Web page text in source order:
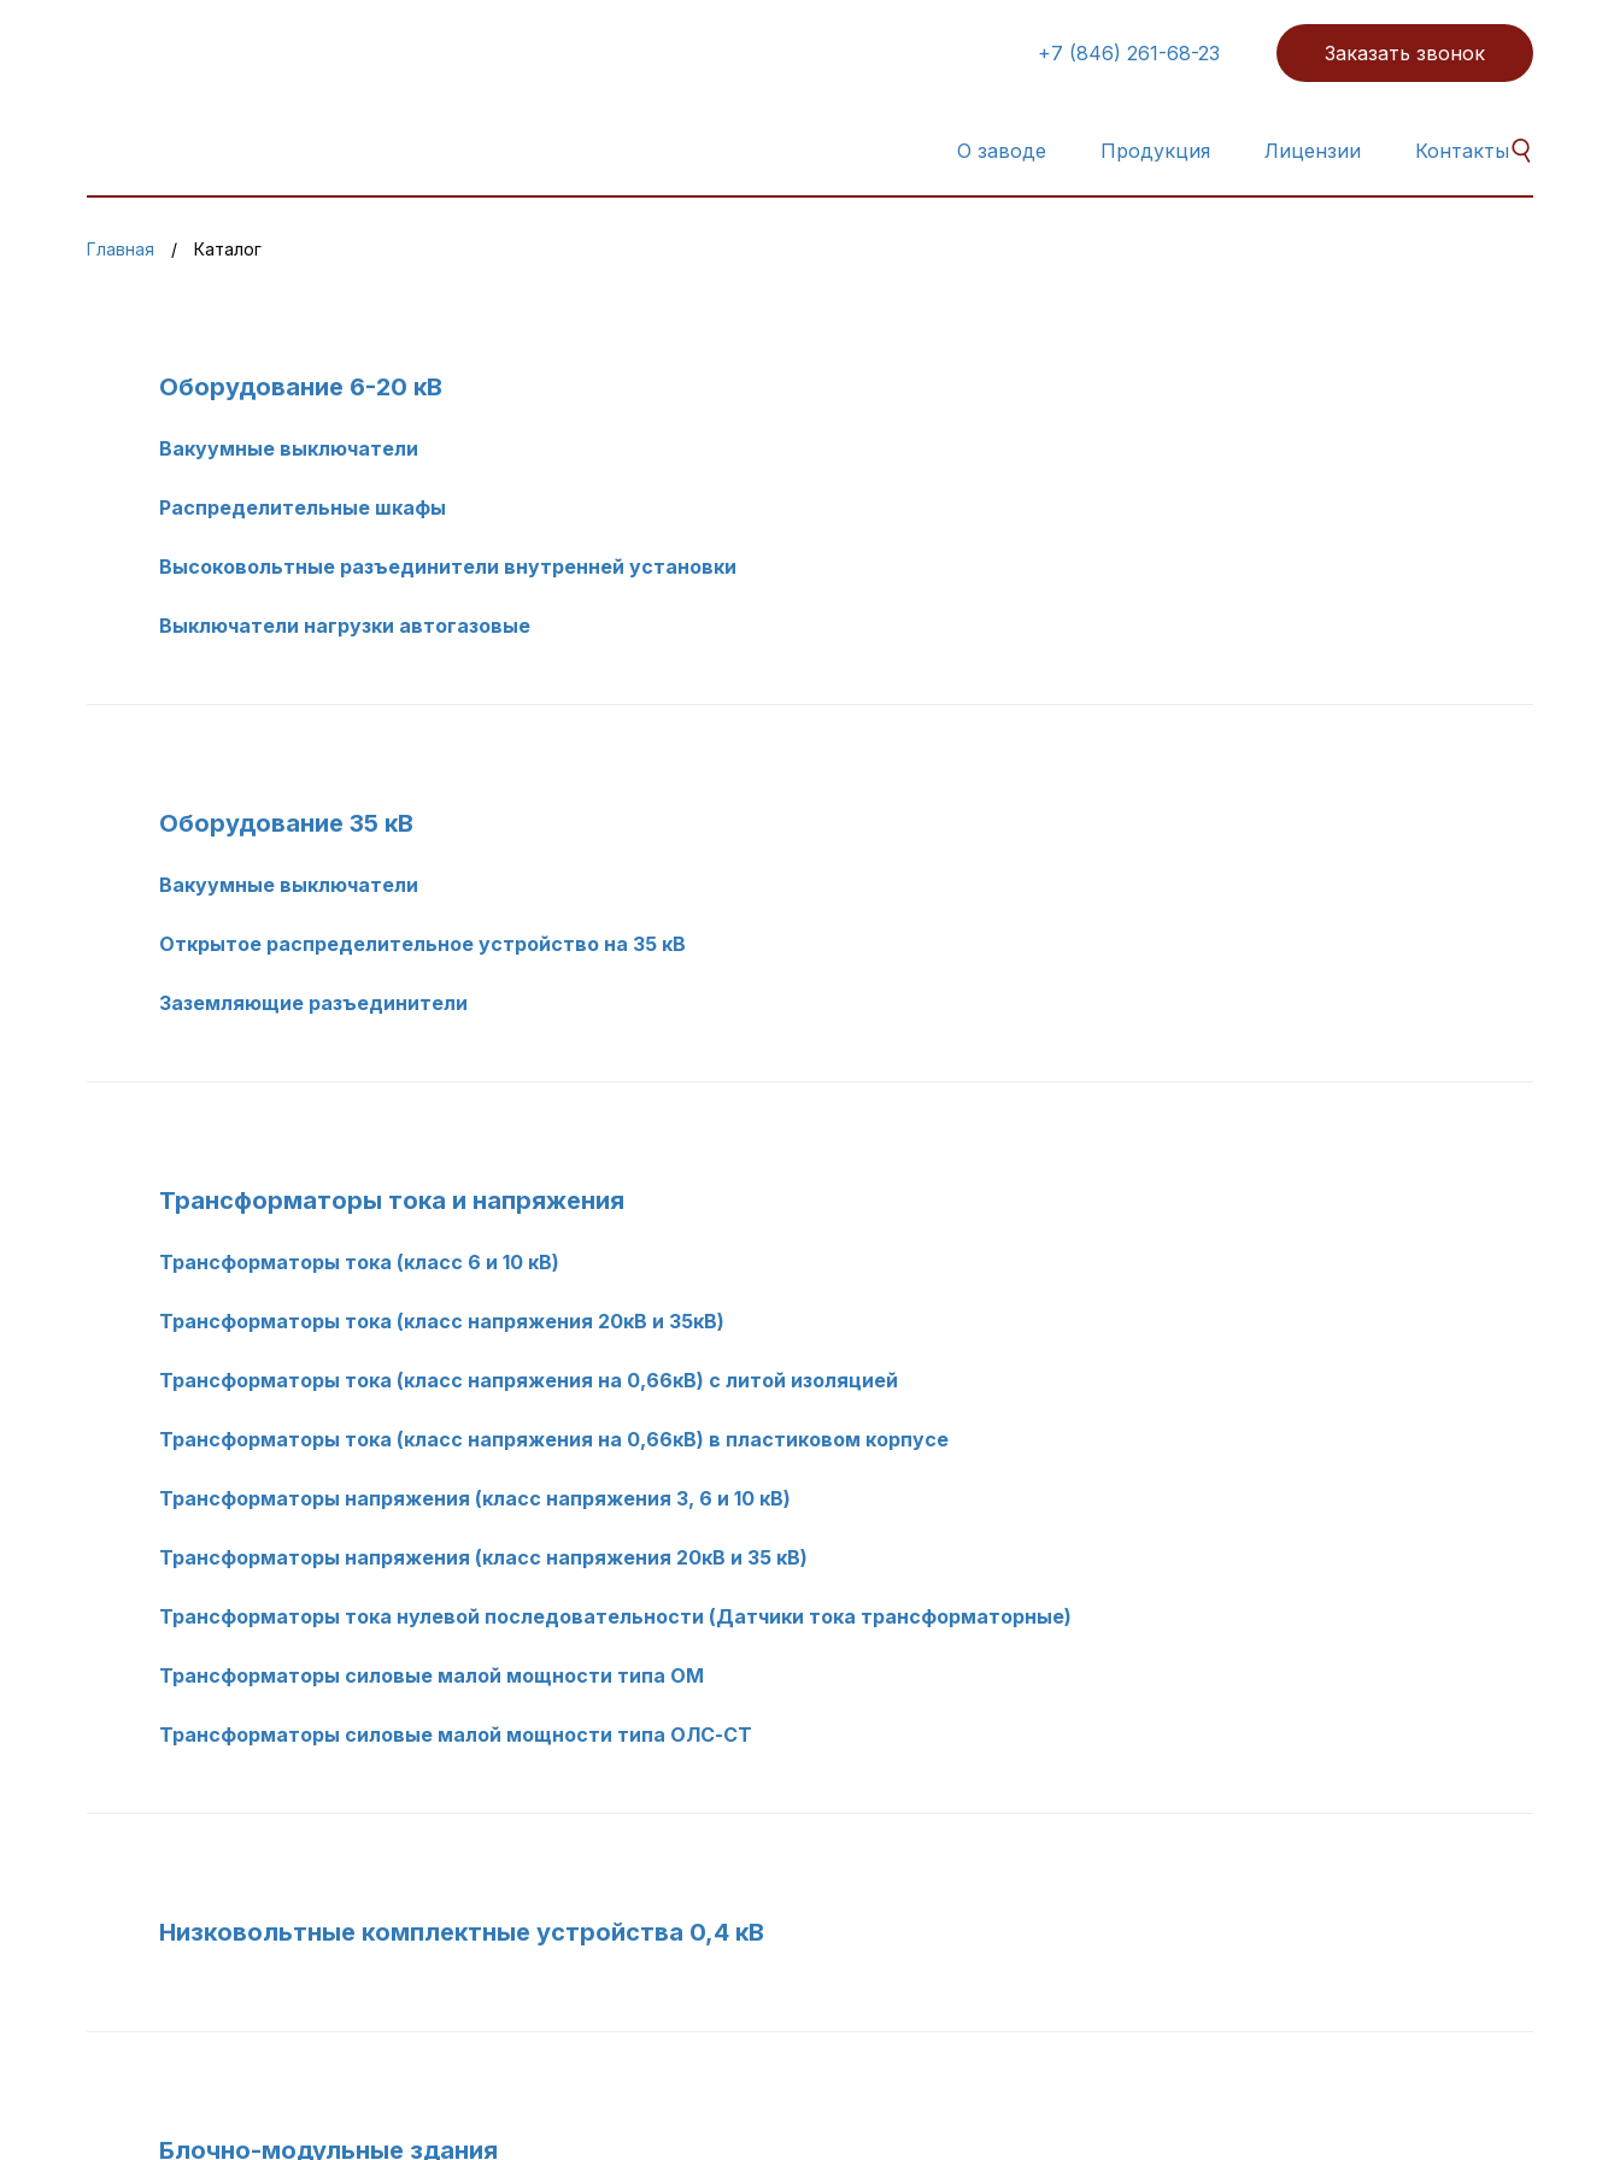
+7 (846) 261-68-23 Заказать звонок
О заводе Продукция Лицензии Контакты
Главная Каталог
Оборудование 6-20 кВ
Вакуумные выключатели
Распределительные шкафы
Высоковольтные разъединители внутренней установки
Выключатели нагрузки автогазовые
Оборудование 35 кВ
Вакуумные выключатели
Открытое распределительное устройство на 35 кВ
Заземляющие разъединители
Трансформаторы тока и напряжения
Трансформаторы тока (класс 6 и 10 кВ)
Трансформаторы тока (класс напряжения 20кВ и 35кВ)
Трансформаторы тока (класс напряжения на 0,66кВ) с литой изоляцией
Трансформаторы тока (класс напряжения на 0,66кВ) в пластиковом корпусе
Трансформаторы напряжения (класс напряжения 3, 6 и 10 кВ)
Трансформаторы напряжения (класс напряжения 20кВ и 35 кВ)
Трансформаторы тока нулевой последовательности (Датчики тока трансформаторные)
Трансформаторы силовые малой мощности типа ОМ
Трансформаторы силовые малой мощности типа ОЛС-СТ
Низковольтные комплектные устройства 0,4 кВ
Блочно-модульные здания